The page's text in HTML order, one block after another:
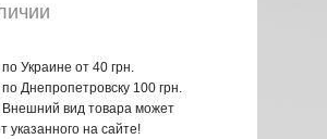
Украине от 40 грн.
Днепропетровску 100 грн.
вид товара может
указанного на сайте!